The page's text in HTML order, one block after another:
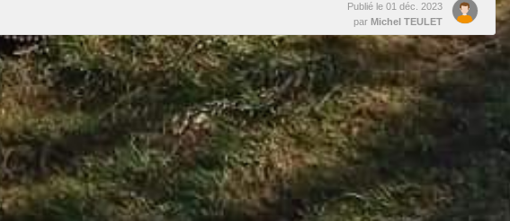
Publié le 01 déc. 2023
par Michel TEULET